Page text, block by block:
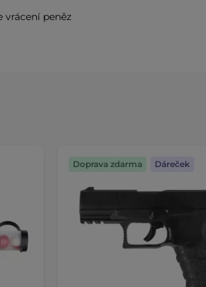
vrácení peněz
Doprava zdarma Dáreček